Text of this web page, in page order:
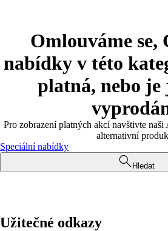
Omlouváme se,
nabídky v této
platná, nebo je
Pro zobrazení platných akcí navštivte
alternativní
Speciální nabídky
Hledat
Užitečné odkazy